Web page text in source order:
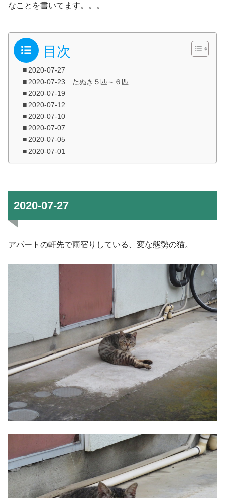
なことを書いてます。。。
目次
2020-07-27
2020-07-23 たぬき５匹～６匹
2020-07-19
2020-07-12
2020-07-10
2020-07-07
2020-07-05
2020-07-01
2020-07-27
アパートの軒先で雨宿りしている、変な態勢の猫。